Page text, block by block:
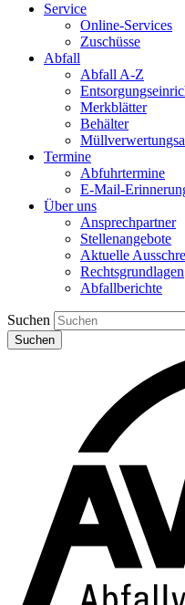
Service
Online-Services
Zuschüsse
Abfall
Abfall A-Z
Merkblätter
Behälter
Termine
Abfuhrtermine
E-Mail-
Über uns
Ansprechpartner
Stellenangebote
Aktuelle
Rechtsgrundlagen
Abfallberichte
Suchen
Suchen